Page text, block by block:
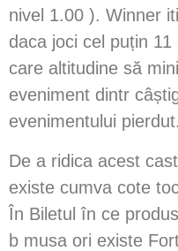
nivel 1.00 ). Winner
daca joci cel puțin
care altitudine să
eveniment dintr
evenimentului pierdut.
De a ridica acest
existe cumva cote
În Biletul în ce
b musa ori existe